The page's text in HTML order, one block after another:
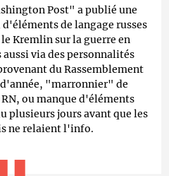
Post" a publié une
de langage russes
Kremlin sur la guerre en
via des personnalités
du Rassemblement
"marronnier" de
ou manque d'éléments
plusieurs jours avant que les
ne relaient l'info.